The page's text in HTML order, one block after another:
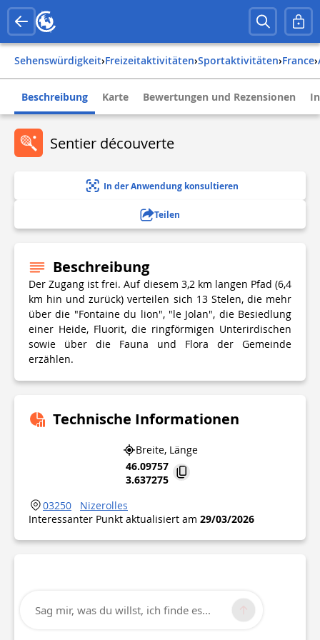
Sehenswürdigkeit› Freizeitaktivitäten› Sportaktivitäten› france›
Beschreibung Karte Bewertungen und Rezensionen
Sentier découverte
In der Anwendung konsultieren
Teilen
Beschreibung
Der Zugang ist frei. Auf diesem 3,2 km langen Pfad (6,4
km hin und zurück) verteilen sich 13 Stelen, die mehr
über die "Fontaine du lion", "le Jolan", die Besiedlung
einer Heide, Fluorit, die ringförmigen Unterirdischen
sowie über die Fauna und Flora der Gemeinde
erzählen.
Technische Informationen
Breite, Länge
46.09757
3.637275
03250
Nizerolles
Interessanter Punkt aktualisiert am 29/03/2026
Sag mir, was du willst, ich finde es...